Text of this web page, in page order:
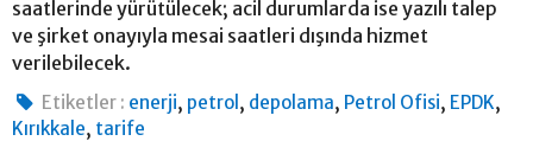
saatlerinde yürütülecek; acil durumlarda ise yazılı talep
ve şirket onayıyla mesai saatleri dışında hizmet
verilebilecek.
Etiketler : enerji, petrol , depolama, Petrol Ofisi, EPDK,
Kırıkkale, tarife